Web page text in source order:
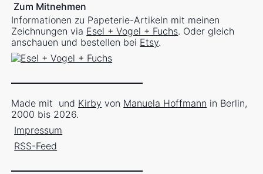
Zum Mitnehmen
Informationen zu Papeterie-Artikeln mit meinen
Zeichnungen via Esel + Vogel + Fuchs. Oder gleich
anschauen und bestellen bei Etsy.
Made mit und Kirby von Manuela Hoffmann in Berlin,
2000 bis 2026.
Impressum
RSS-Feed